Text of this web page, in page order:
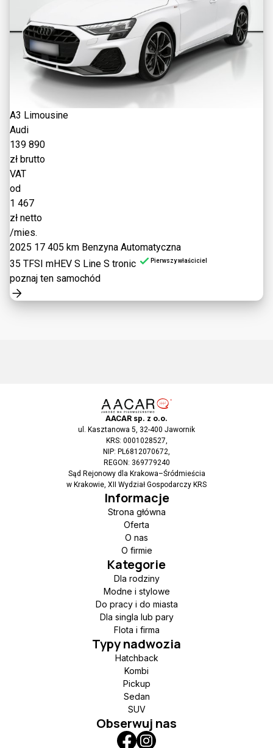
A3 Limousine
Audi
139 890
zł brutto
VAT
od
1 467
zł netto
/mies.
2025 17 405 km Benzyna Automatyczna
35 TFSI mHEV S Line S tronic
Pierwszy właściciel
poznaj ten samochód
AACAR sp. z o.o.
ul. Kasztanowa 5, 32-400 Jawornik
KRS: 0001028527,
NIP: PL6812070672,
REGON: 369779240
Sąd Rejonowy dla Krakowa–Śródmieścia
w Krakowie, XII Wydział Gospodarczy KRS
Informacje
Strona główna
Oferta
O nas
O firmie
Kategorie
Dla rodziny
Modne i stylowe
Do pracy i do miasta
Dla singla lub pary
Flota i firma
Typy nadwozia
Hatchback
Kombi
Pickup
Sedan
SUV
Obserwuj nas